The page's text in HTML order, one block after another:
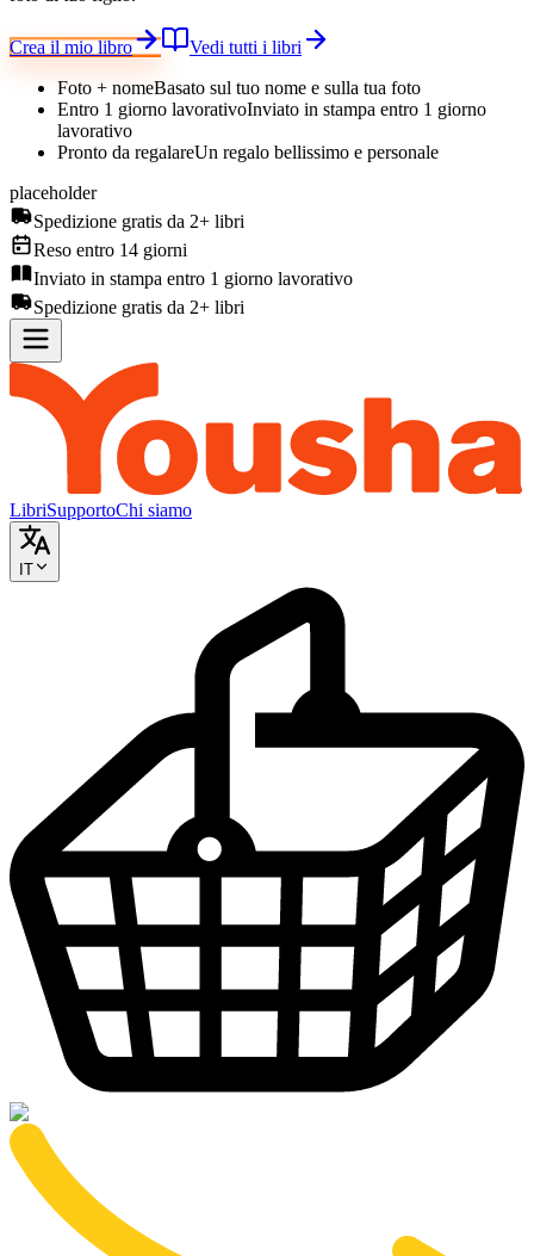
Crea il mio libro
Vedi tutti i libri
Foto + nomeBasato sul tuo nome e sulla tua foto
Entro 1 giorno lavorativoInviato in stampa entro 1 giorno
lavorativo
Pronto da regalareUn regalo bellissimo e personale
placeholder
Spedizione gratis da 2+ libri
Reso entro 14 giorni
Inviato in stampa entro 1 giorno lavorativo
Spedizione gratis da 2+ libri
LibriSupportoChi siamo
IT